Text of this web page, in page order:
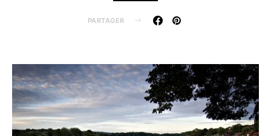
PARTAGER